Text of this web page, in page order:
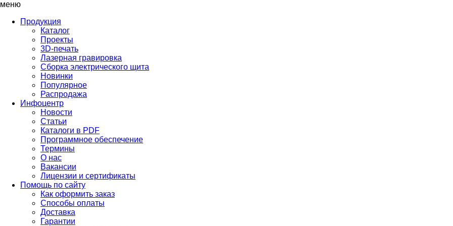
меню
Продукция
Каталог
Проекты
3D-печать
Лазерная гравировка
Сборка электрического щита
Новинки
Популярное
Распродажа
Инфоцентр
Новости
Статьи
Каталоги в PDF
Программное обеспечение
Термины
О нас
Вакансии
Лицензии и сертификаты
Помощь по сайту
Как оформить заказ
Способы оплаты
Доставка
Гарантии